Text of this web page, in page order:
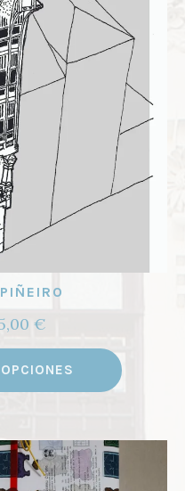
€
de
precios:
desde
hasta
15,00 €
Este